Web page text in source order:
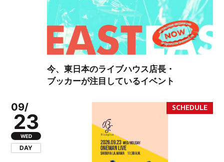
今、東日本のライブハウス店長・
ブッカーが注目しているイベント
09/
23
WED
DAY